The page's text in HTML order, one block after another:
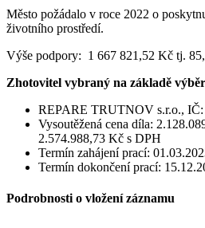
Město požádalo v roce 2022 o
životního prostředí.
Výše podpory: 1 667 821,52 Kč tj.
Zhotovitel vybraný na základě
REPARE TRUTNOV s.r.o., IČ:
Vysoutěžená cena díla:
2.574.988,73 Kč s DPH
Termín zahájení prací:
Termín dokončení prací:
Podrobnosti o vložení záznamu